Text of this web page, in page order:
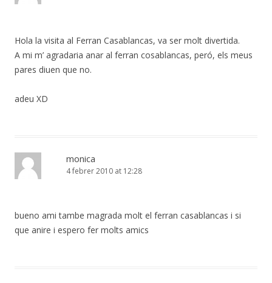
Hola la visita al Ferran Casablancas, va ser molt divertida.
A mi m’ agradaria anar al ferran cosablancas, peró, els meus
pares diuen que no.
adeu XD
monica
4 febrer 2010 at 12:28
bueno ami tambe magrada molt el ferran casablancas i si
que anire i espero fer molts amics